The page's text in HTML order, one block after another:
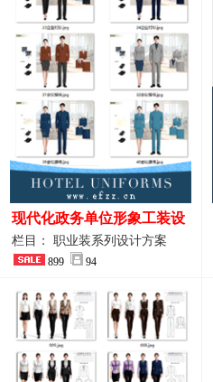
现代化政务单位形象工装设
计｜国风会务接待西装制服
整套方案
栏目： 职业装系列设计方案
899 94